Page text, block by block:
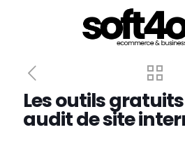
Les outils
audit de site